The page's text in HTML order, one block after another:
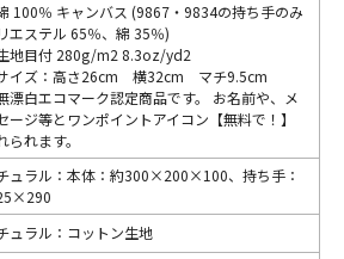
100％ キャンバス (9867・9834の持ち手のみ
エステル 65％、綿 35％)
地目付 280g/m2 8.3oz/yd2
イズ：高さ26cm 横32cm マチ9.5cm
漂白エコマーク認定商品です。 お名前や、メ
ージ等とワンポイントアイコン【無料で！】
られます。
ュラル：本体：約300×200×100、持ち手：
ュラル：コットン生地